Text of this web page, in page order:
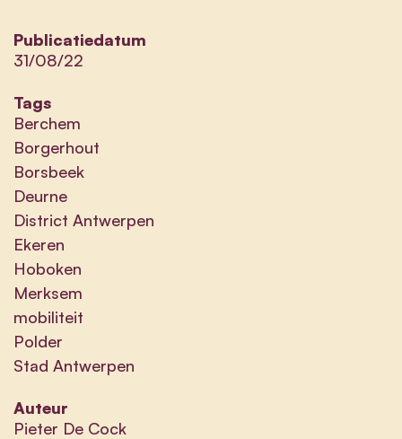
Publicatiedatum
31/08/22
Tags
Berchem
Borgerhout
Borsbeek
Deurne
District Antwerpen
Ekeren
Hoboken
Merksem
mobiliteit
Polder
Stad Antwerpen
Auteur
Pieter De Cock